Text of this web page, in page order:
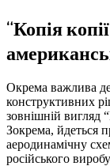
“Копія
Окрема важлива
конструктивних
зовнішній вигляд
Зокрема, йдеться
аеродинамічну
російського